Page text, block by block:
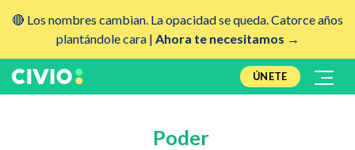
🔴 Los nombres cambian. La opacidad se queda. Catorce años
plantándole cara | Ahora te necesitamos →
ÚNETE
Poder